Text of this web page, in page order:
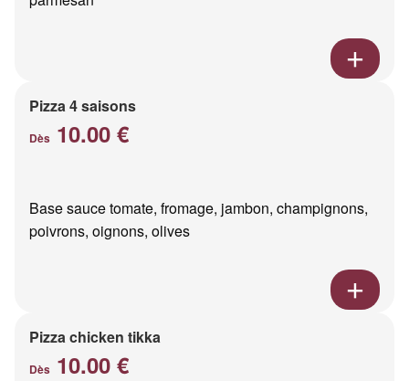
Pizza 4 saisons
Dès 10.00 €
Base sauce tomate, fromage, jambon, champignons,
poivrons, oignons, olives
Pizza chicken tikka
Dès 10.00 €